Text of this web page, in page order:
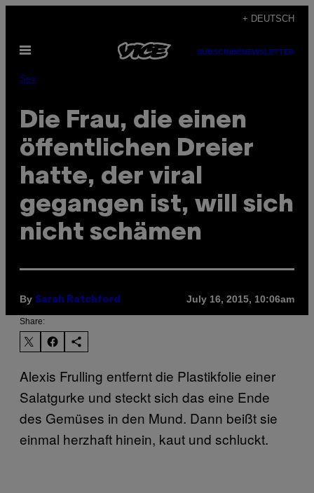
content
+ DEUTSCH
Open
SUBSCRIBENEWSLETTER
Sex
Die Frau, die einen
öffentlichen Dreier
hatte, der viral
gegangen ist, will sich
nicht schämen
By Sarah Ratchford July 16, 2015, 10:06am
Share:
Alexis Frulling entfernt die Plastikfolie einer
Salatgurke und steckt sich das eine Ende
des Gemüses in den Mund. Dann beißt sie
einmal herzhaft hinein, kaut und schluckt.